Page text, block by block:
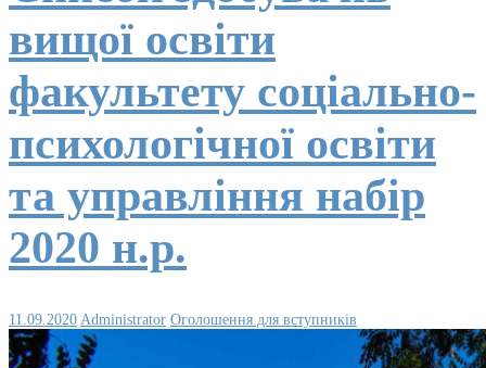
вищої освіти
факультету соціально-
психологічної освіти
та управління набір
2020 н.р.
11.09.2020 Administrator Оголошення для вступників